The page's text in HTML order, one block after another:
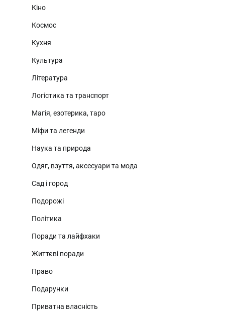
Кіно
Космос
Кухня
Культура
Література
Логістика та транспорт
Магія, езотерика, таро
Міфи та легенди
Наука та природа
Одяг, взуття, аксесуари та мода
Сад і город
Подорожі
Політика
Поради та лайфхаки
Життєві поради
Право
Подарунки
Приватна власність